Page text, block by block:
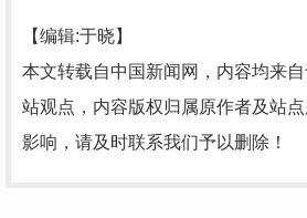
【编辑:于晓】
本文转载自中国新闻网，内容均来
站观点，内容版权归属原作者及站
影响，请及时联系我们予以删除！